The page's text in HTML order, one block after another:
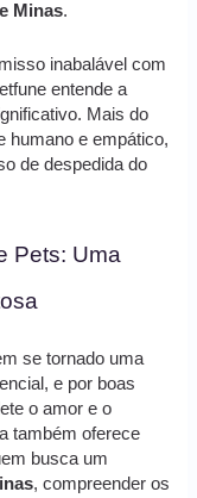
Minas.
inabalável com
entende a
Mais do
humano e empático,
de despedida do
Pets: Uma
se tornado uma
e por boas
o amor e o
também oferece
busca um
, compreender os